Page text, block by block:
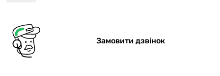
Замовити дзвінок